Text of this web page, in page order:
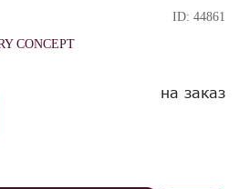
CONCEPT
ID: 44861
на заказ